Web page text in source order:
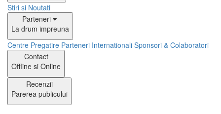
Stiri si Noutati
Parteneri
La drum impreuna
Centre Pregatire Parteneri Internationali Sponsori & Colaboratori
Contact
Offline si Online
Recenzii
Parerea publicului